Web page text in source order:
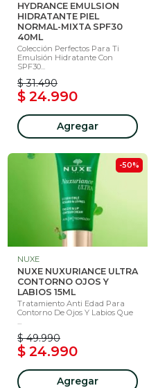
HYDRANCE EMULSION
HIDRATANTE PIEL
NORMAL-MIXTA SPF30
40ML
Colección Perfectos Para Ti
Emulsión Hidratante Con
SPF30...
$ 31.490
$ 24.990
Agregar
-50%
NUXE
NUXE NUXURIANCE ULTRA
CONTORNO OJOS Y
LABIOS 15ML
Tratamiento Anti Edad Para
Contorno De Ojos Y Labios Que
...
$ 49.990
$ 24.990
Agregar